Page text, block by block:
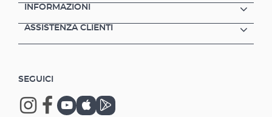
INFORMAZIONI
ASSISTENZA CLIENTI
SEGUICI